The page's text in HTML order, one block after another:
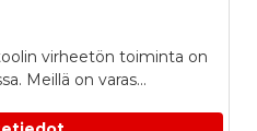
virheetön toiminta on
Meillä on varas...